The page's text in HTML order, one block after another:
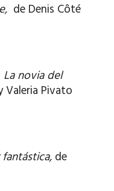
de Denis Côté
La novia del
Valeria Pivato
de